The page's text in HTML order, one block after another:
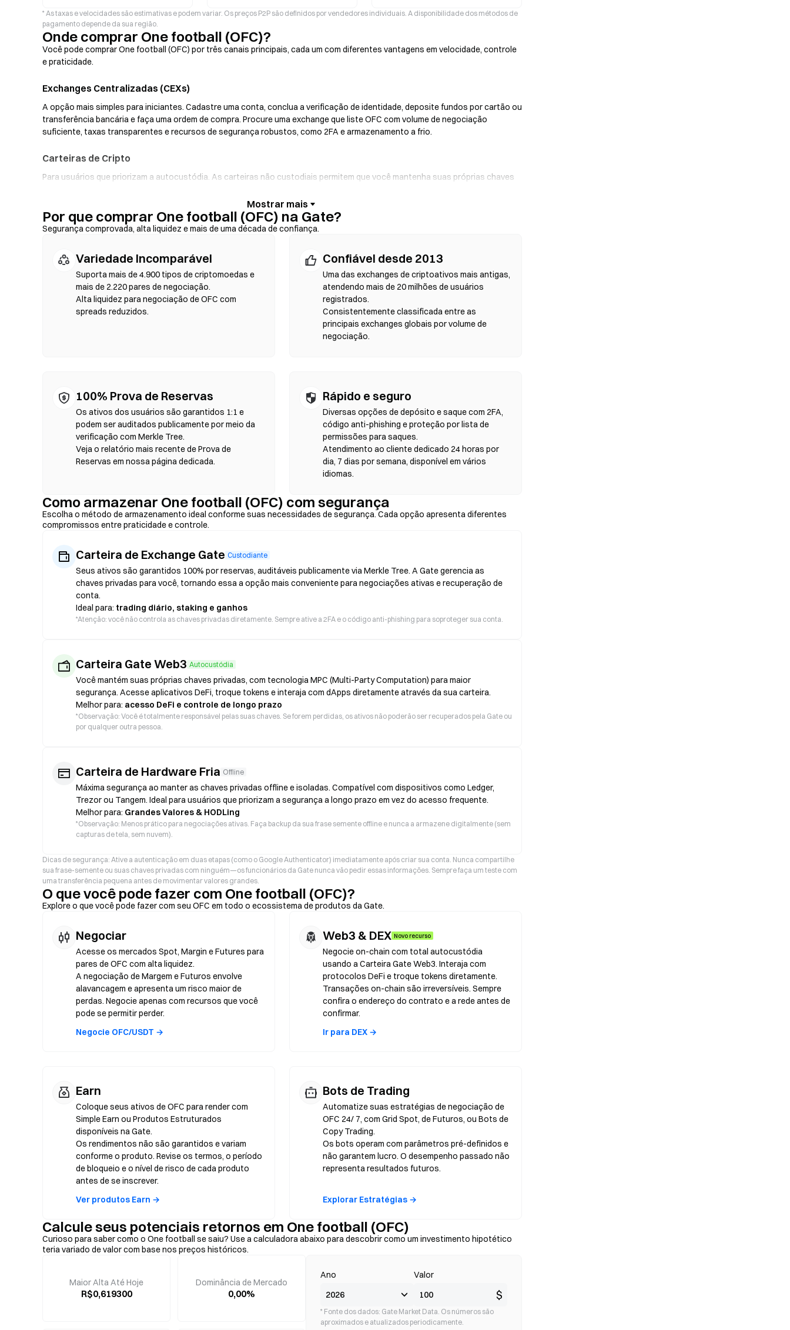
* As taxas e velocidades são estimativas e podem variar. Os preços P2P são definidos por vendedores individuais. A disponibilidade dos métodos de
pagamento depende da sua região.
Onde comprar One football (OFC)?
Você pode comprar One football (OFC) por três canais principais, cada um com diferentes vantagens em velocidade, controle
e praticidade.
Exchanges Centralizadas (CEXs)
A opção mais simples para iniciantes. Cadastre uma conta, conclua a verificação de identidade, deposite fundos por cartão ou
transferência bancária e faça uma ordem de compra. Procure uma exchange que liste OFC com volume de negociação
suficiente, taxas transparentes e recursos de segurança robustos, como 2FA e armazenamento a frio.
Carteiras de Cripto
Para usuários que priorizam a autocustódia. As carteiras não custodiais permitem que você mantenha suas próprias chaves
rampas fiat, possibilitando a compra de OFC com cartão de crédito sem precisar passar por uma exchange. Sempre faça
backup da sua frase-semente e verifique os endereços dos contratos antes de confirmar qualquer transação.
Negocie peer-to-peer sem intermediários. As DEXs utilizam contratos inteligentes para realizar trocas diretamente na
blockchain—não é necessário registro ou verificação de identidade. Conecte uma carteira compatível, escolha o par de
tokens, defina a tolerância de slippage e confirme a troca. Lembre-se de que taxas de gás serão aplicadas e os preços podem
variar em relação aos mercados centralizados devido à profundidade de liquidez. A maior parte da atividade nas DEXs
acontece em blockchains compatíveis com EVM, como Ethereum, BNB Chain e Polygon.
Por que comprar One football (OFC) na Gate?
Segurança comprovada, alta liquidez e mais de uma década de confiança.
Variedade Incomparável
Suporta mais de 4.900 tipos de criptomoedas e
mais de 2.220 pares de negociação.
Alta liquidez para negociação de OFC com
spreads reduzidos.
Confiável desde 2013
Uma das exchanges de criptoativos mais antigas,
atendendo mais de 20 milhões de usuários
registrados.
Consistentemente classificada entre as
principais exchanges globais por volume de
negociação.
100% Prova de Reservas
Os ativos dos usuários são garantidos 1:1 e
podem ser auditados publicamente por meio da
verificação com Merkle Tree.
Veja o relatório mais recente de Prova de
Reservas em nossa página dedicada.
Rápido e seguro
Diversas opções de depósito e saque com 2FA,
código anti-phishing e proteção por lista de
permissões para saques.
Atendimento ao cliente dedicado 24 horas por
dia, 7 dias por semana, disponível em vários
idiomas.
Como armazenar One football (OFC) com segurança
Escolha o método de armazenamento ideal conforme suas necessidades de segurança. Cada opção apresenta diferentes
compromissos entre praticidade e controle.
Carteira de Exchange Gate Custodiante
Seus ativos são garantidos 100% por reservas, auditáveis publicamente via Merkle Tree. A Gate gerencia as
chaves privadas para você, tornando essa a opção mais conveniente para negociações ativas e recuperação de
conta.
Ideal para: trading diário, staking e ganhos
*Atenção: você não controla as chaves privadas diretamente. Sempre ative a 2FA e o código anti-phishing para soproteger sua conta.
Carteira Gate Web3 Autocustódia
Você mantém suas próprias chaves privadas, com tecnologia MPC (Multi-Party Computation) para maior
segurança. Acesse aplicativos DeFi, troque tokens e interaja com dApps diretamente através da sua carteira.
Melhor para: acesso DeFi e controle de longo prazo
*Observação: Você é totalmente responsável pelas suas chaves. Se forem perdidas, os ativos não poderão ser recuperados pela Gate ou
por qualquer outra pessoa.
Carteira de Hardware Fria Offline
Máxima segurança ao manter as chaves privadas offline e isoladas. Compatível com dispositivos como Ledger,
Trezor ou Tangem. Ideal para usuários que priorizam a segurança a longo prazo em vez do acesso frequente.
Melhor para: Grandes Valores & HODLing
*Observação: Menos prático para negociações ativas. Faça backup da sua frase semente offline e nunca a armazene digitalmente (sem
capturas de tela, sem nuvem).
Dicas de segurança: Ative a autenticação em duas etapas (como o Google Authenticator) imediatamente após criar sua conta. Nunca compartilhe
sua frase-semente ou suas chaves privadas com ninguém—os funcionários da Gate nunca vão pedir essas informações. Sempre faça um teste com
uma transferência pequena antes de movimentar valores grandes.
O que você pode fazer com One football (OFC)?
Explore o que você pode fazer com seu OFC em todo o ecossistema de produtos da Gate.
Negociar
Acesse os mercados Spot, Margin e Futures para
pares de OFC com alta liquidez.
A negociação de Margem e Futuros envolve
alavancagem e apresenta um risco maior de
perdas. Negocie apenas com recursos que você
pode se permitir perder.
Negocie OFC/USDT →
Web3 & DEX Novo recurso
Negocie on-chain com total autocustódia
usando a Carteira Gate Web3. Interaja com
protocolos DeFi e troque tokens diretamente.
Transações on-chain são irreversíveis. Sempre
confira o endereço do contrato e a rede antes de
confirmar.
Ir para DEX →
Earn
Coloque seus ativos de OFC para render com
Simple Earn ou Produtos Estruturados
disponíveis na Gate.
Os rendimentos não são garantidos e variam
conforme o produto. Revise os termos, o período
de bloqueio e o nível de risco de cada produto
antes de se inscrever.
Ver produtos Earn →
Bots de Trading
Automatize suas estratégias de negociação de
OFC 24/ 7, com Grid Spot, de Futuros, ou Bots de
Copy Trading.
Os bots operam com parâmetros pré-definidos e
não garantem lucro. O desempenho passado não
representa resultados futuros.
Explorar Estratégias →
Calcule seus potenciais retornos em One football (OFC)
Curioso para saber como o One football se saiu? Use a calculadora abaixo para descobrir como um investimento hipotético
teria variado de valor com base nos preços históricos.
Maior Alta Até Hoje
R$0,619300
Dominância de Mercado
0,00%
Ano Valor
$
* Fonte dos dados: Gate Market Data. Os números são
aproximados e atualizados periodicamente.